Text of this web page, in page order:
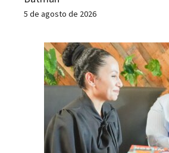
5 de agosto de 2026